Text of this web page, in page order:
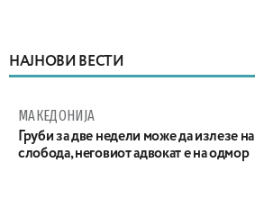
НАЈНОВИ ВЕСТИ
МАКЕДОНИЈА
Груби за две недели може да излезе на
слобода, неговиот адвокат е на одмор